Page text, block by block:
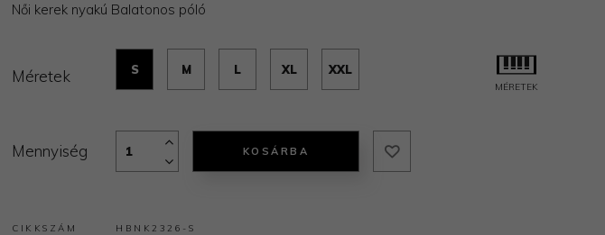
Női kerek nyakú Balatonos póló
Méretek S M L XL XXL
MÉRETEK
Mennyiség KOSÁRBA
CIKKSZÁM
HBNK2326-S